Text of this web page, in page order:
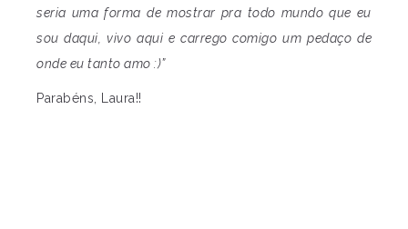
seria uma forma de mostrar pra todo mundo que eu
sou daqui, vivo aqui e carrego comigo um pedaço de
onde eu tanto amo :)”
Parabéns, Laura!!